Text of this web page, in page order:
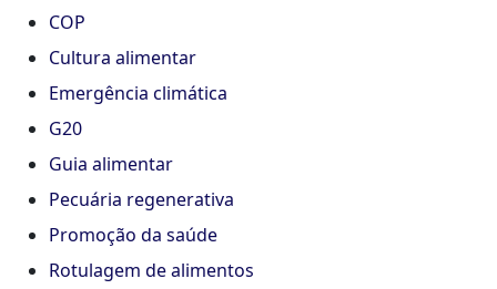
COP
Cultura alimentar
Emergência climática
G20
Guia alimentar
Pecuária regenerativa
Promoção da saúde
Rotulagem de alimentos